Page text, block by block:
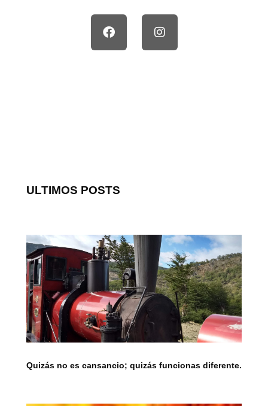
ULTIMOS POSTS
Quizás no es cansancio; quizás funcionas diferente.